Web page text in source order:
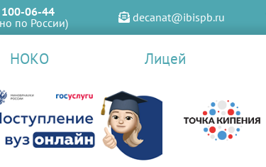
06-44
по России)
decanat@ibispb.ru
НОКО Лицей